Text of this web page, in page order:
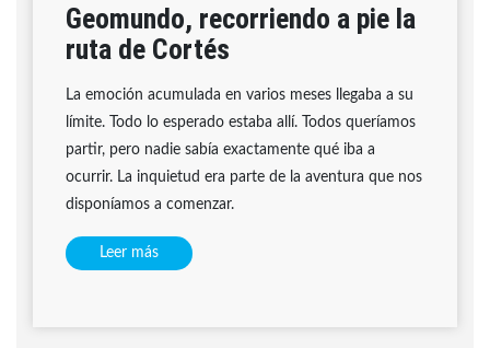
Geomundo, recorriendo a pie la
ruta de Cortés
La emoción acumulada en varios meses llegaba a su
límite. Todo lo esperado estaba allí. Todos queríamos
partir, pero nadie sabía exactamente qué iba a
ocurrir. La inquietud era parte de la aventura que nos
disponíamos a comenzar.
Leer más